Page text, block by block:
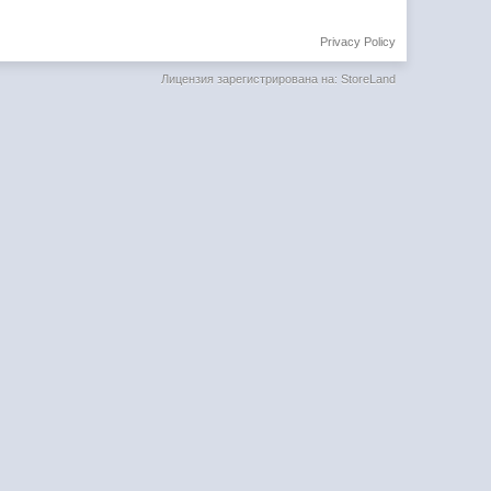
Privacy Policy
Лицензия зарегистрирована на: StoreLand